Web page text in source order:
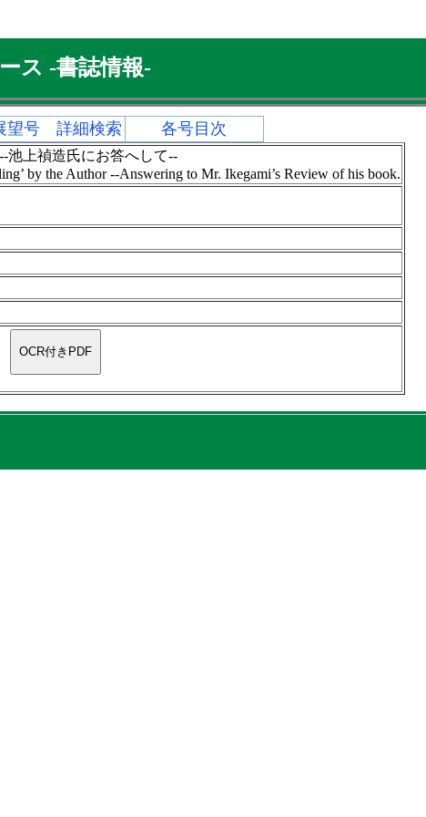
ス -書誌情報-
望号 詳細検索 各号目次
池上禎造氏にお答へして--
by the Author --Answering to Mr. Ikegami’s Review of his book.